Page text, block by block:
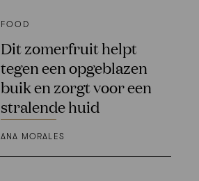
FOOD
Dit zomerfruit helpt
tegen een opgeblazen
buik en zorgt voor een
stralende huid
ANA MORALES